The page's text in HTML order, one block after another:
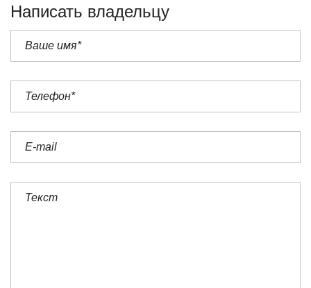
Написать владельцу